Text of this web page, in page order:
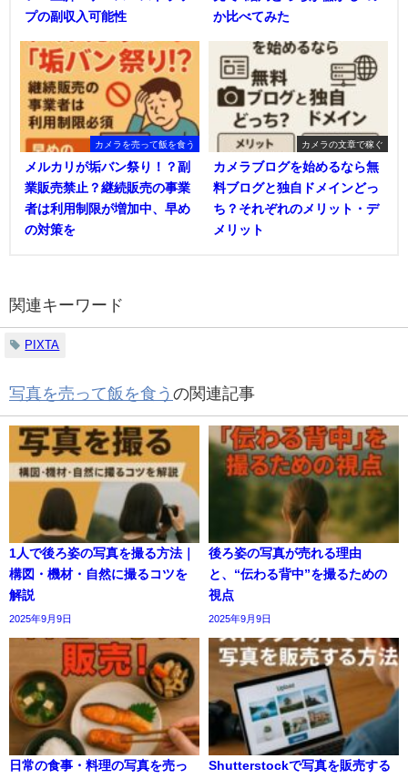
プの副収入可能性
か比べてみた
カメラを売って飯を食う
メルカリが垢バン祭り！？副
業販売禁止？継続販売の事業
者は利用制限が増加中、早め
の対策を
カメラの文章で稼ぐ
カメラブログを始めるなら無
料ブログと独自ドメインどっ
ち？それぞれのメリット・デ
メリット
関連キーワード
PIXTA
写真を売って飯を食う の関連記事
1人で後ろ姿の写真を撮る方法｜
構図・機材・自然に撮るコツを
解説
2025年9月9日
後ろ姿の写真が売れる理由
と、“伝わる背中”を撮るための
視点
2025年9月9日
日常の食事・料理の写真を売っ
Shutterstockで写真を販売する